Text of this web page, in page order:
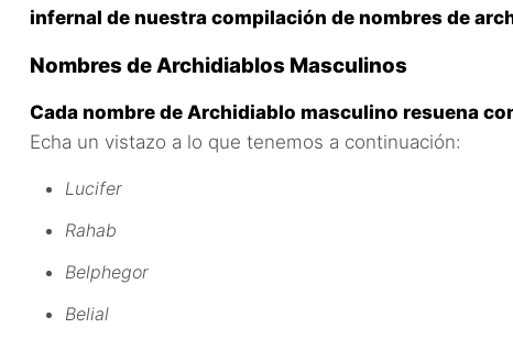
infernal de nuestra compilación de nombres de
Nombres de Archidiablos Masculinos
Cada nombre de Archidiablo masculino resuena
Echa un vistazo a lo que tenemos a continuación:
Lucifer
Rahab
Belphegor
Belial